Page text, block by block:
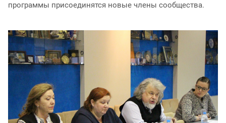
программы присоединятся новые члены сообщества.